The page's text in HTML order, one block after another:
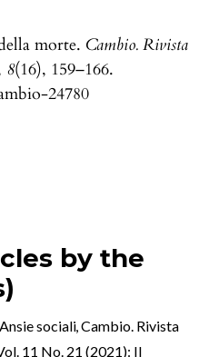
morte. Cambio. Rivista
8(16), 159–166.
24780
by the
Ansie sociali,Cambio. Rivista
11 No. 21 (2021): Il